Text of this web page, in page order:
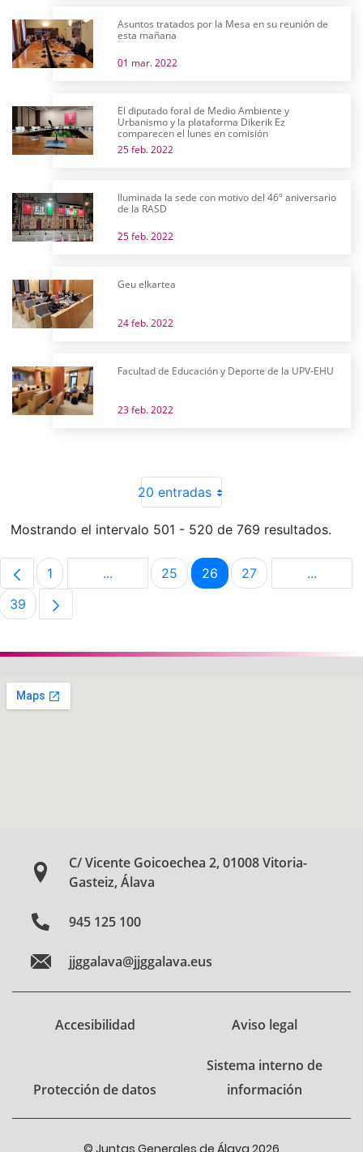
Asuntos tratados por la Mesa en su reunión de
esta mañana
01 mar. 2022
El diputado foral de Medio Ambiente y
Urbanismo y la plataforma Dikerik Ez
comparecen el lunes en comisión
25 feb. 2022
Iluminada la sede con motivo del 46º aniversario
de la RASD
25 feb. 2022
Geu elkartea
24 feb. 2022
Facultad de Educación y Deporte de la UPV-EHU
23 feb. 2022
20 entradas
Mostrando el intervalo 501 - 520 de 769 resultados.
Página
1 ...Páginas intermedias Use TAB para
Página
25 Página
26 Página
27 ...
Página
39
C/ Vicente Goicoechea 2, 01008 Vitoria-
Gasteiz, Álava
945 125 100
jjggalava@jjggalava.eus
Accesibilidad Aviso legal
Protección de datos
Sistema interno de
información